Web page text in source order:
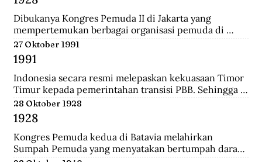
dalam Pakto 88 adalah perijinan untuk bank devisa
yang hanya mensyaratkan tingkat kesehatan dan aset
bank telah mencapai minimal Rp. 100 juta.
Dibukanya Kongres Pemuda II di Jakarta yang
mempertemukan berbagai organisasi pemuda di
seluruh Hindia Belanda. Dari kongres ini melahirkan
Sumpah Pemuda.
27 Oktober 1991
1991
Indonesia secara resmi melepaskan kekuasaan Timor
Timur kepada pemerintahan transisi PBB. Sehingga
kini wilayah tersebut bukan lagi bagian dari provinsi
Indonesia.
28 Oktober 1928
1928
Kongres Pemuda kedua di Batavia melahirkan
Sumpah Pemuda yang menyatakan bertumpah darah